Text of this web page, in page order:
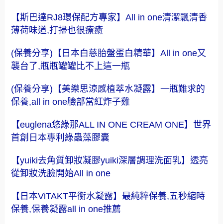
【斯巴達RJ8環保配方專家】All in one清潔飄清香
薄荷味道,打掃也很療癒
(保養分享)【日本白慈胎盤蛋白精華】All in one又
襲台了,瓶瓶罐罐比不上這一瓶
(保養分享)【美樂思涼感植萃水凝露】一瓶難求的
保養,all in one臉部當紅炸子雞
【euglena悠綠那ALL IN ONE CREAM ONE】世界
首創日本專利綠蟲藻膠囊
【yuiki去角質卸妝凝膠yuiki深層調理洗面乳】透亮
從卸妝洗臉開始All in one
【日本ViTAKT平衡水凝露】最純粹保養,五秒縮時
保養,保養凝露all in one推薦